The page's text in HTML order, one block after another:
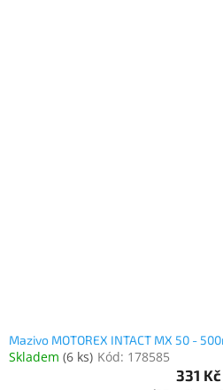
Mazivo MOTOREX INTACT MX 50 -
Skladem (6 ks) Kód: 178585
331 Kč